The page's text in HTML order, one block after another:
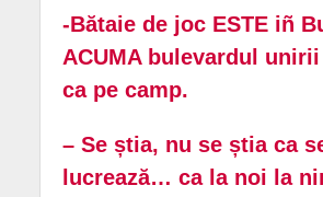
-Bătaie de joc ESTE iñ
ACUMA bulevardul
ca pe camp.
– Se știa, nu se știa ca
lucrează… ca la noi la